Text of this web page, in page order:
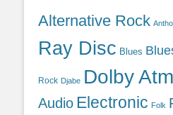
Alternative Rock
Ray Disc Blues
Rock Djabe Dolby
Audio Electronic Folk